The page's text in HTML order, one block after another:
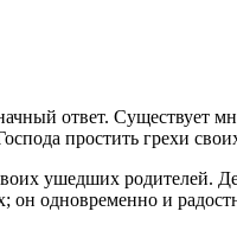
ответ.
простить грехи
ушедших родителей.
он одновременно и